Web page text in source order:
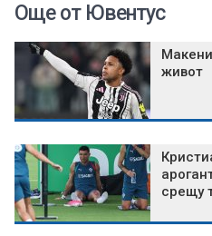
Още от Ювентус
живот
срещу